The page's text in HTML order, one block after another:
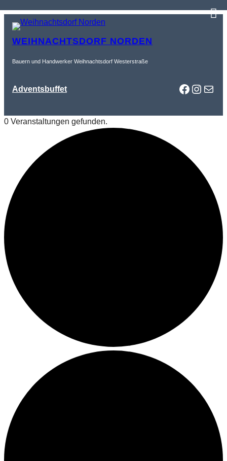
WEIHNACHTSDORF NORDEN
Bauern und Handwerker Weihnachtsdorf Westerstraße
Adventsbuffet Mail
0 Veranstaltungen gefunden.